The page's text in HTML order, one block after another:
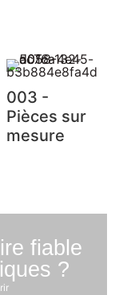
003 -
Pièces sur
mesure
fiable
?